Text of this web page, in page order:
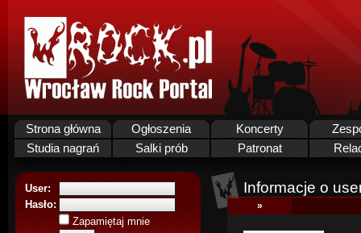
Strona główna Ogłoszenia Koncerty
Studia nagrań
Salki prób Patronat
User:
Hasło:
Zapamiętaj mnie
Informacje o
»